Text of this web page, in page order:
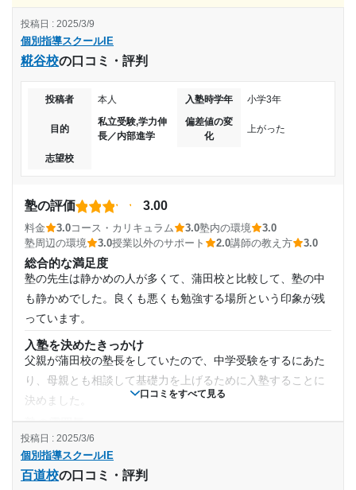
受講コース
週2日
1時間～2時間未満
月額料金
30,001円〜40,000円
目的の達成度
達成
本人の希望した学校に無事に入学することができたので
通わせてよかったと思っている、
ったと思う。それ以外の理由はない。
講師の教え方
先ほども書いたがあまり塾長が好きではなかったので別の塾
塾内の環境
普通だった。特に不便を感じた事はなかったと思う。多少狭
いと思ったがそれ以外の理由は特にない。
塾周辺の環境
路駐になってしまい周辺には迷惑だった
授業以外のサポート
(相談・面談、家庭学習のサポート、授業以外のコミュニケーション等)
面談が定期的にあったようたが、忙しかったので都度の対応
は難しいと感じていた。それ以外の理由はない
利用詳細
通塾期間
2022年4月〜2023年3月(1年)
入塾時の学年
受講コース
口コミをすべて見る
個別指導スクールIE
糀谷校の口コミ・評判
投稿日 : 2025/3/9
投稿者 本人 入塾時学年 小学3年
目的
私立受験,学力伸
長／内部進学
偏差値の変
化
上がった
志望校
塾の評価 3.00
料金 3.0コース・カリキュラム 3.0塾内の環境
3.0
塾周辺の環境
3.0授業以外のサポート 2.0講師の教え方 3.0
総合的な満足度
塾の先生は静かめの人が多くて、蒲田校と比較して、塾の中
も静かめでした。良くも悪くも勉強する場所という印象が残
っています。
入塾を決めたきっかけ
父親が蒲田校の塾長をしていたので、中学受験をするにあた
り、母親とも相談して基礎力を上げるために入塾することに
決めました。
やや自由
料金
Z会をやっていたことがあったので、それと比較するとだい
個別指導スクールIE
百道校の口コミ・評判
投稿日 : 2025/3/6